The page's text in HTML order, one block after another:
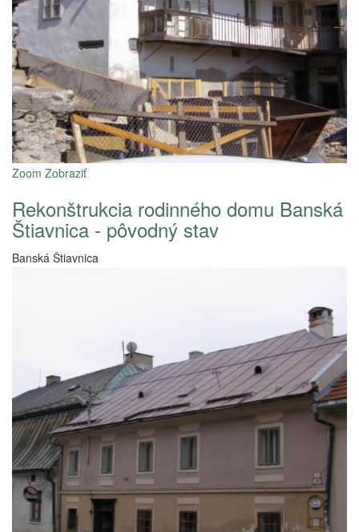
Zoom Zobraziť
Rekonštrukcia rodinného domu Banská
Štiavnica - pôvodný stav
Banská Štiavnica